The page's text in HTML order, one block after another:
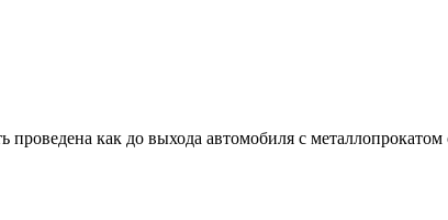
как до выхода автомобиля с